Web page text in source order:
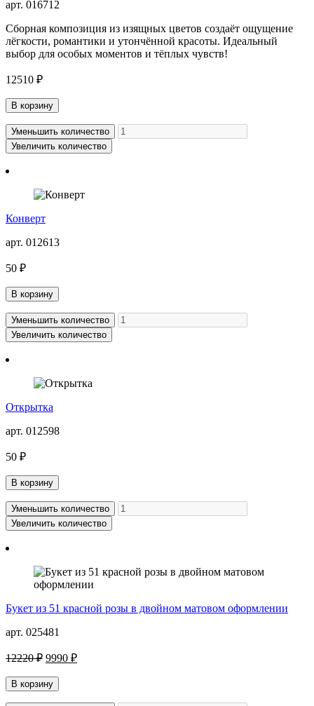
арт. 016712
Сборная композиция из изящных цветов создаёт ощущение
лёгкости, романтики и утончённой красоты. Идеальный
выбор для особых моментов и тёплых чувств!
12510 ₽
В корзину
Уменьшить количество
Увеличить количество
Конверт
арт. 012613
50 ₽
В корзину
Уменьшить количество
Увеличить количество
Открытка
арт. 012598
50 ₽
В корзину
Уменьшить количество
Увеличить количество
Букет из 51 красной розы в двойном матовом оформлении
арт. 025481
12220 ₽ 9990 ₽
В корзину